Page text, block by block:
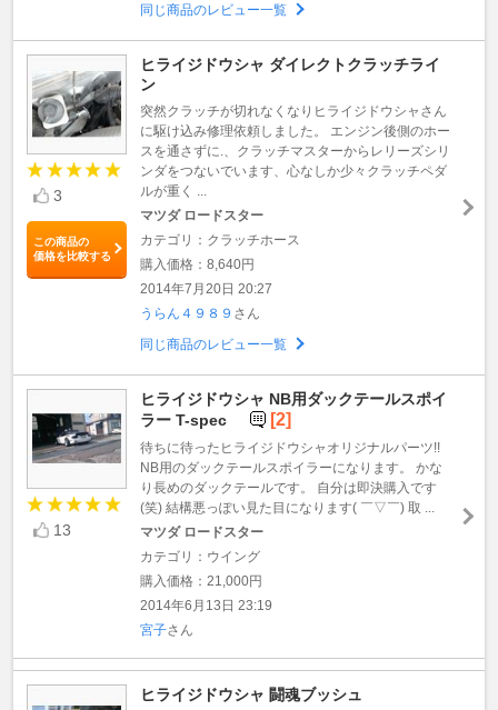
同じ商品のレビュー一覧
3
この商品の
価格を比較する
ヒライジドウシャ ダイレクトクラッチライ
ン
突然クラッチが切れなくなりヒライジドウシャさん
に駆け込み修理依頼しました。 エンジン後側のホー
スを通さずに.、クラッチマスターからレリーズシリ
ンダをつないでいます、心なしか少々クラッチペダ
ルが重く ...
マツダ ロードスター
カテゴリ：クラッチホース
購入価格：8,640円
2014年7月20日 20:27
うらん４９８９ さん
同じ商品のレビュー一覧
13
ヒライジドウシャ NB用ダックテールスポイ
ラー T-spec
[2]
待ちに待ったヒライジドウシャオリジナルパーツ!!
NB用のダックテールスポイラーになります。 かな
り長めのダックテールです。 自分は即決購入です
(笑) 結構悪っぽい見た目になります( ￣▽￣) 取 ...
マツダ ロードスター
カテゴリ：ウイング
購入価格：21,000円
2014年6月13日 23:19
宮子さん
ヒライジドウシャ 闘魂ブッシュ